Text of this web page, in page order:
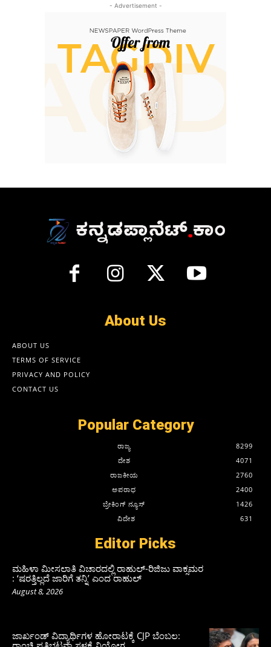
- Advertisement -
About Us
ABOUT US
TERMS OF SERVICE
PRIVACY AND POLICY
CONTACT US
Popular Category
ರಾಜ್ಯ
8299
ದೇಶ
4071
ರಾಜಕೀಯ
2760
ಅಪರಾಧ
2400
ಬ್ರೇಕಿಂಗ್ ನ್ಯೂಸ್
1426
ವಿದೇಶ
631
Editor Picks
ಮಹಿಳಾ ಮೀಸಲಾತಿ ವಿಚಾರದಲ್ಲಿ ರಾಹುಲ್‌-ರಿಜಿಜು ವಾಕ್ಸಮರ
: ‘ಷರತ್ತಿಲ್ಲದೆ ಜಾರಿಗೆ ತನ್ನಿ’ ಎಂದ ರಾಹುಲ್‌
August 8, 2026
ಜಾರ್ಖಂಡ್‌ ವಿದ್ಯಾರ್ಥಿಗಳ ಹೋರಾಟಕ್ಕೆ CJP ಬೆಂಬಲ: